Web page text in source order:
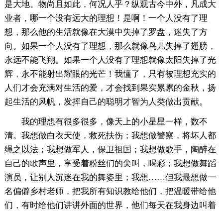
是大地。物尚且如此，何况人乎？纵观古今中外，凡成大
业者，哪一个没有远大的理想！是啊！一个人没有了理
想，那么他的生活就像在大漠中失掉了罗盘，迷失了方
向。如果一个人没有了理想，那么就像鸟儿失掉了翅膀，
永远不能飞翔。如果一个人没有了理想就像太阳失掉了光
辉，永不能射出耀眼的光芒！我懂了，只有被理想充实的
人们才会充满对生活的爱，才会找到果实累累的金秋，扬
起生活的风帆，发挥自己的聪明才智为人类做出贡献。
我的理想有很多很多，像天上的小星星一样，数不
清。我想做白衣天使，救死扶伤；我想做警察，将坏人都
绳之以法；我想做军人，保卫祖国；我想做歌手，陶醉在
自己的歌声里，享受着粉丝们的尖叫，喝彩；我想做舞蹈
演员，让别人沉迷在我的舞姿里；我想……但我最想做一
名偏僻乡村老师，把我所有知识教给他们，把温暖带给他
们，有时给他们讲讲外面的世界，他们每天在我身边叫着